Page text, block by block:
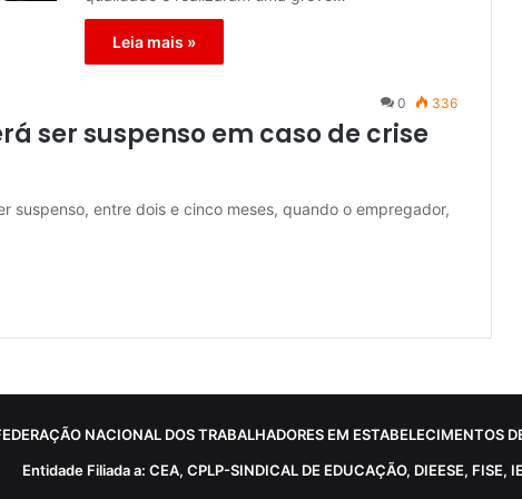
Leia mais »
0 336
ser suspenso em caso de crise
suspenso, entre dois e cinco meses, quando o empregador,
NACIONAL DOS TRABALHADORES EM ESTABELECIMENTOS
Entidade Filiada a: CEA, CPLP-SINDICAL DE EDUCAÇÃO, DIEESE, FISE, IE